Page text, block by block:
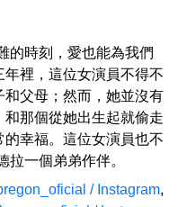
的時刻，愛也能為我們
裡，這位女演員不得不
和父母；然而，她並沒有
那個從她出生起就偷走
幸福。這位女演員也不
拉一個弟弟作伴。
/ Instagram,